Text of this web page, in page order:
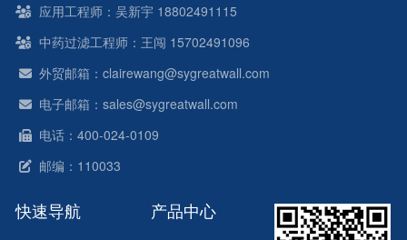
应用工程师：吴新宇 18802491115
中药过滤工程师：王闯 15702491096
外贸邮箱：clairewang@sygreatwall.com
电子邮箱：sales@sygreatwall.com
电话：400-024-0109
邮编：110033
快速导航 产品中心